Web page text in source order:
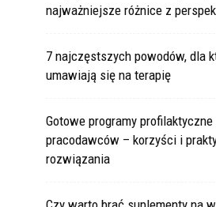
najważniejsze różnice z
7 najczęstszych powodów, dla
umawiają się na terapię
Gotowe programy profilaktyczne
pracodawców – korzyści i
rozwiązania